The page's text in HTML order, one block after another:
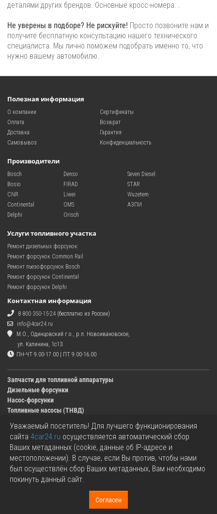
деталями других брендов. Основные кросс-номера: .
Не уверены в подборе? Не рискуйте! Просто позвоните нам и
получите бесплатную консультацию нашего технического
специалиста. Мы лично поможем подобрать именно то, что
нужно вашему автомобилю.
Полезная информация
О компании
Оплата
Доставка
Самовывоз
Сертификаты
Возврат
Гарантия
Конфиденциальность
Производители
Bosch
Bosio
CNR
Continental
Delphi
Denso
FIRAD
Liwei
OMS
Orisch
Seven Diesel
STAR
Wuzetem
АЗПИ
Услуги топливного участка
Ремонт дизельных форсунок
Ремонт форсунок Common Rail
Ремонт пьезофорсунок Bosch
Ремонт форсунок Continental
Ремонт форсунок Delphi
Контактная информация
8 800 350-15-24 (бесплатно из России)
info@4car24.ru
М.О., Одинцовский г.о., р.п. Новоивановское,
ул. Калинина, 1с13
ПН-ЧТ 9.00-17.00 | ПТ 9.00-16.00
Запчасти для топливной аппаратуры
Дизельные форсунки
Насос-форсунки
Топливные насосы (ТНВД)
Изображения деталей, представленных в каталоге на сайте, могут отличаться от
оригиналов.
Информация о цене запчасти, указанная в каталоге на сайте, может отличаться от
фактической к моменту оформления заказа.
Все используемые товарные знаки являются собственностью их владельцев.
Названия марок, бренды и логотипы используются исключительно в
«4car24.ru - топливная аппаратура» © 2017 - 2026
+7 499 350-15-24
Уважаемый посетитель! Для лучшего функционирования
сайта 4car24.ru осуществляется автоматический сбор
Ваших метаданных (cookie, данные об IP-адресе и
местоположении). В случае, если Вы против, чтобы нами
был осуществлён сбор Ваших метаданных, Вам необходимо
покинуть данный сайт.
Согласен